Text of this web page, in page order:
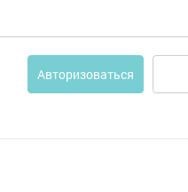
Авторизоваться